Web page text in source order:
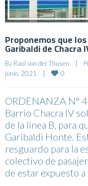
Proponemos que
Garibaldi de Chacra
By Raúl von der Thusen |
junio, 2021
| 0
ORDENANZA N°
Barrio Chacra IV
de la línea B, para
Garibaldi Honte.
resguardo para la
colectivo de
de estar expuesto